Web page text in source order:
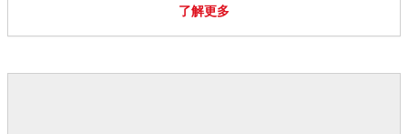
了解更多